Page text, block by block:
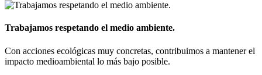
Trabajamos respetando el medio ambiente.
Con acciones ecológicas muy concretas, contribuimos a mantener el
impacto medioambiental lo más bajo posible.